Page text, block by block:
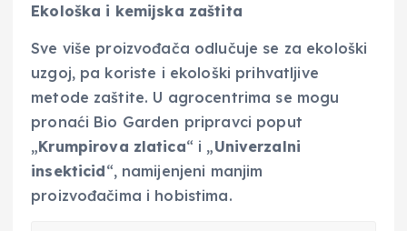
Ekološka i kemijska zaštita
Sve više proizvođača odlučuje se za ekološki
uzgoj, pa koriste i ekološki prihvatljive
metode zaštite. U agrocentrima se mogu
pronaći Bio Garden pripravci poput
„Krumpirova zlatica“ i „Univerzalni
insekticid“, namijenjeni manjim
proizvođačima i hobistima.